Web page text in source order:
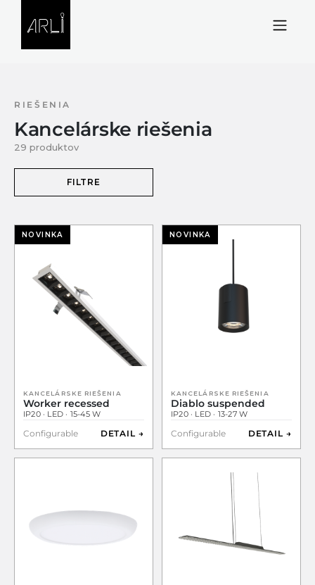
RIEŠENIA
Kancelárske riešenia
29 produktov
FILTRE
NOVINKA
KANCELÁRSKE RIEŠENIA
Worker recessed
IP20 · LED · 15-45 W
Configurable DETAIL →
NOVINKA
KANCELÁRSKE RIEŠENIA
Diablo suspended
IP20 · LED · 13-27 W
Configurable DETAIL →